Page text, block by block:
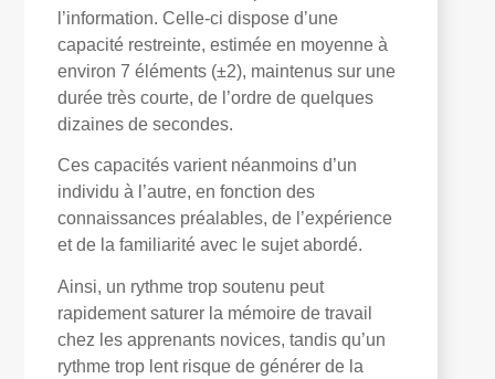
l’information. Celle-ci dispose d’une
capacité restreinte, estimée en moyenne à
environ 7 éléments (±2), maintenus sur une
durée très courte, de l’ordre de quelques
dizaines de secondes.
Ces capacités varient néanmoins d’un
individu à l’autre, en fonction des
connaissances préalables, de l’expérience
et de la familiarité avec le sujet abordé.
Ainsi, un rythme trop soutenu peut
rapidement saturer la mémoire de travail
chez les apprenants novices, tandis qu’un
rythme trop lent risque de générer de la